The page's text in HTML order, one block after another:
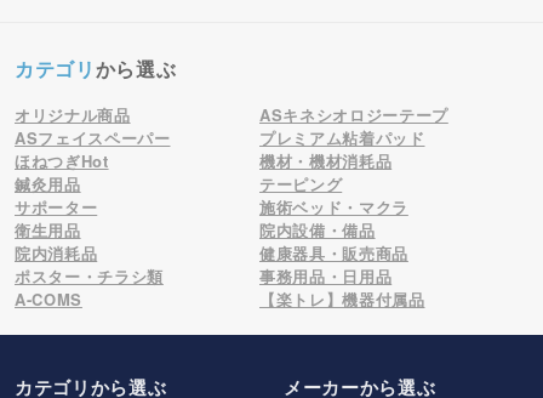
カテゴリから選ぶ
オリジナル商品
ASキネシオロジーテープ
ASフェイスペーパー
プレミアム粘着パッド
ほねつぎHot
機材・機材消耗品
鍼灸用品
テーピング
サポーター
施術ベッド・マクラ
衛生用品
院内設備・備品
院内消耗品
健康器具・販売商品
ポスター・チラシ類
事務用品・日用品
A-COMS
【楽トレ】機器付属品
カテゴリから選ぶ メーカーから選ぶ